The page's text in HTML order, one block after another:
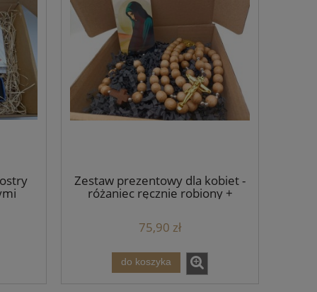
Zestaw prezentowy dla kobiet -
różaniec ręcznie robiony +
handmade + obrazek Matki
Bożej.
75,90 zł
do koszyka